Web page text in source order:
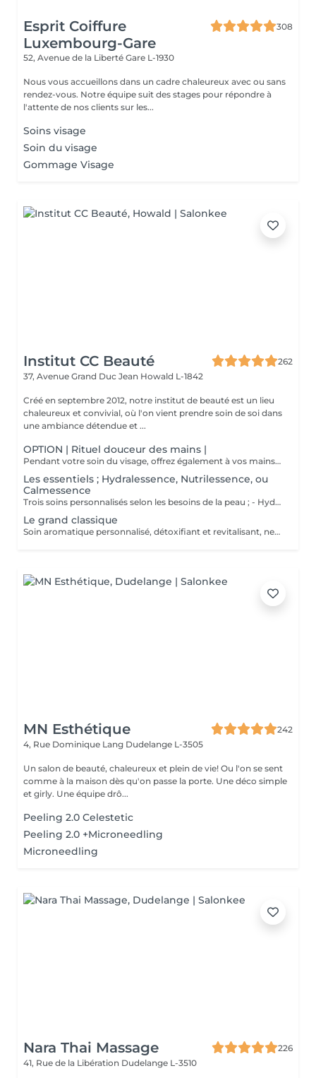
Esprit Coiffure
Luxembourg-Gare
308
52, Avenue de la Liberté Gare L-1930
Nous vous accueillons dans un cadre chaleureux avec ou sans
rendez-vous. Notre équipe suit des stages pour répondre à
l'attente de nos clients sur les...
Soins visage
Soin du visage
Gommage Visage
Institut CC Beauté
262
37, Avenue Grand Duc Jean Howald L-1842
Créé en septembre 2012, notre institut de beauté est un lieu
chaleureux et convivial, où l'on vient prendre soin de soi dans
une ambiance détendue et ...
OPTION | Rituel douceur des mains |
Pendant votre soin du visage, offrez également à vos mains un moment de douceur grâce à un gommage délicat, un masque nourrissant sous gants et un petit massage relaxant.
Les essentiels ; Hydralessence, Nutrilessence, ou
Calmessence
Trois soins personnalisés selon les besoins de la peau ; - Hydralessence : soin pour peaux déshydratées - Nutrilessence : soin pour peaux dénutries, sèches à très sèches - Calmessence : soin pour peaux sensibles, avec rougeurs
Le grand classique
Soin aromatique personnalisé, détoxifiant et revitalisant, nettoyage profond en 5 phases.
MN Esthétique
242
4, Rue Dominique Lang Dudelange L-3505
Un salon de beauté, chaleureux et plein de vie! Ou l'on se sent
comme à la maison dès qu'on passe la porte. Une déco simple
et girly. Une équipe drô...
Peeling 2.0 Celestetic
Peeling 2.0 +Microneedling
Microneedling
Nara Thai Massage
226
41, Rue de la Libération Dudelange L-3510